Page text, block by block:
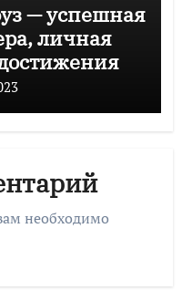
— успешная
личная
необходимо